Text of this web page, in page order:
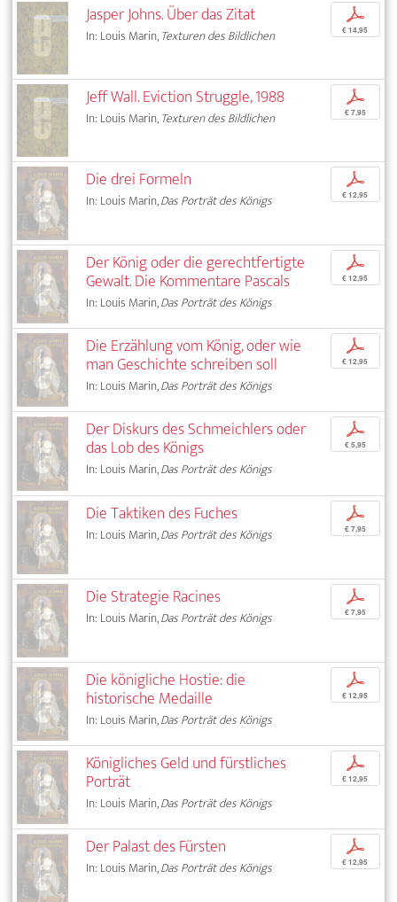
Jasper Johns. Über das Zitat
In: Louis Marin,Texturen des Bildlichen
p
€ 14,95
Jeff Wall. Eviction Struggle, 1988
In: Louis Marin,Texturen des Bildlichen
p
€ 7,95
Die drei Formeln
In: Louis Marin,Das Porträt des Königs
p
€ 12,95
Der König oder die gerechtfertigte
Gewalt. Die Kommentare Pascals
In: Louis Marin,Das Porträt des Königs
p
€ 12,95
Die Erzählung vom König, oder wie
man Geschichte schreiben soll
In: Louis Marin,Das Porträt des Königs
p
€ 12,95
Der Diskurs des Schmeichlers oder
das Lob des Königs
In: Louis Marin,Das Porträt des Königs
p
€ 5,95
Die Taktiken des Fuches
In: Louis Marin,Das Porträt des Königs
p
€ 7,95
Die Strategie Racines
In: Louis Marin,Das Porträt des Königs
p
€ 7,95
Die königliche Hostie: die
historische Medaille
In: Louis Marin,Das Porträt des Königs
p
€ 12,95
Königliches Geld und fürstliches
Porträt
In: Louis Marin,Das Porträt des Königs
p
€ 12,95
Der Palast des Fürsten
In: Louis Marin,Das Porträt des Königs
p
€ 12,95